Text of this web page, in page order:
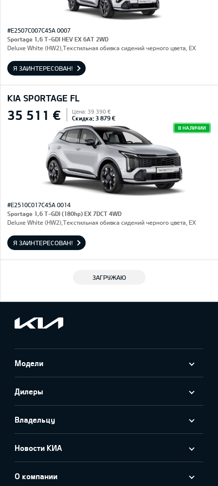
#E2507C007C45A 0007
Sportage 1,6 T-GDI HEV EX 6AT 2WD
Deluxe White (HW2),Текстильная обивка сидений черного цвета, EX
Я ЗАИНТЕРЕСОВАН!
KIA SPORTAGE FL
35 511 € Цена: 39 390 €
Скидка: 3 879 €
В НАЛИЧИИ
#E2510C017C45A 0014
Sportage 1,6 T-GDI (180hp) EX 7DCT 4WD
Deluxe White (HW2),Текстильная обивка сидений черного цвета, EX
Я ЗАИНТЕРЕСОВАН!
ЗАГРУЖАЮ
Модели
Дилеры
Владельцу
Новости КИА
О компании